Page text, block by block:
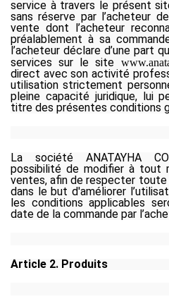
service à travers le présent
sans réserve par l’acheteur
vente dont l’acheteur
préalablement à sa
l’acheteur déclare d’une part
services sur le site
direct avec son activité
utilisation strictement
pleine capacité juridique, lui
titre des présentes conditions
La société ANATAYHA
possibilité de modifier à tout
ventes, afin de respecter
dans le but d'améliorer
les conditions applicables
date de la commande par
Article 2. Produits